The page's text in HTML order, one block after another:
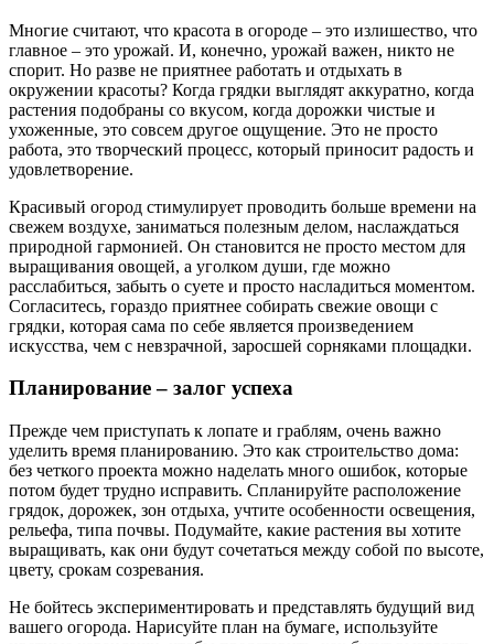
Многие считают, что красота в огороде – это излишество, что
главное – это урожай. И, конечно, урожай важен, никто не
спорит. Но разве не приятнее работать и отдыхать в
окружении красоты? Когда грядки выглядят аккуратно, когда
растения подобраны со вкусом, когда дорожки чистые и
ухоженные, это совсем другое ощущение. Это не просто
работа, это творческий процесс, который приносит радость и
удовлетворение.
Красивый огород стимулирует проводить больше времени на
свежем воздухе, заниматься полезным делом, наслаждаться
природной гармонией. Он становится не просто местом для
выращивания овощей, а уголком души, где можно
расслабиться, забыть о суете и просто насладиться моментом.
Согласитесь, гораздо приятнее собирать свежие овощи с
грядки, которая сама по себе является произведением
искусства, чем с невзрачной, заросшей сорняками площадки.
Планирование – залог успеха
Прежде чем приступать к лопате и граблям, очень важно
уделить время планированию. Это как строительство дома:
без четкого проекта можно наделать много ошибок, которые
потом будет трудно исправить. Спланируйте расположение
грядок, дорожек, зон отдыха, учтите особенности освещения,
рельефа, типа почвы. Подумайте, какие растения вы хотите
выращивать, как они будут сочетаться между собой по высоте,
цвету, срокам созревания.
Не бойтесь экспериментировать и представлять будущий вид
вашего огорода. Нарисуйте план на бумаге, используйте